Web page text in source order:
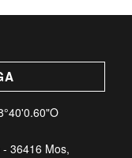
36416 Mos,